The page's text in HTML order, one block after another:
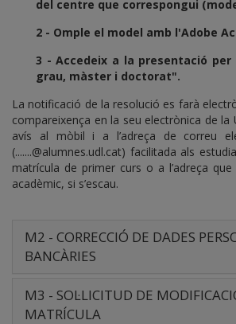
del centre que correspongui
2 - Omple el model amb l'Adobe
3 - Accedeix a la presentació per
grau, màster i doctorat".
La notificació de la resolució es farà
compareixença en la seu electrònica de la
avís al mòbil i a l’adreça de correu
(.......@alumnes.udl.cat) facilitada als
matrícula de primer curs o a l’adreça que
acadèmic, si s’escau.
M2 - CORRECCIÓ DE DADES
BANCÀRIES
M3 - SOL·LICITUD DE
MATRÍCULA